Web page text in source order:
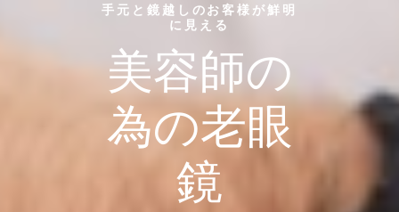
手元と鏡越しのお客様が鮮明
に見える
美容師の
為の老眼
鏡